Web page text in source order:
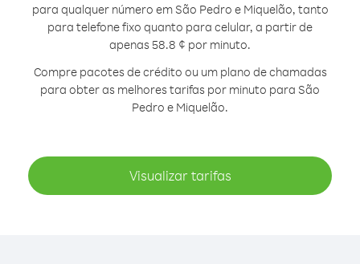
para qualquer número em São Pedro e Miquelão, tanto
para telefone fixo quanto para celular, a partir de
apenas 58.8 ¢ por minuto.
Compre pacotes de crédito ou um plano de chamadas
para obter as melhores tarifas por minuto para São
Pedro e Miquelão.
Visualizar tarifas